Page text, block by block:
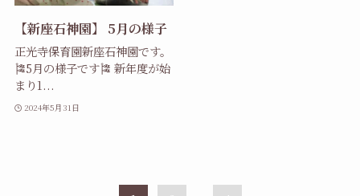
【新座石神園】 5月の様子
正光寺保育園新座石神園です。
🎏5月の様子です🎏 新年度が始
まり1...
2024年5月31日